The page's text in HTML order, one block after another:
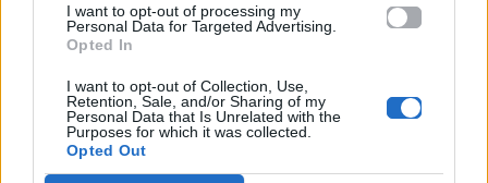
I want to opt-out of processing my
Personal Data for Targeted Advertising.
Opted In
I want to opt-out of Collection, Use,
Retention, Sale, and/or Sharing of my
Personal Data that Is Unrelated with the
Purposes for which it was collected.
Opted Out
Προηγούμενο